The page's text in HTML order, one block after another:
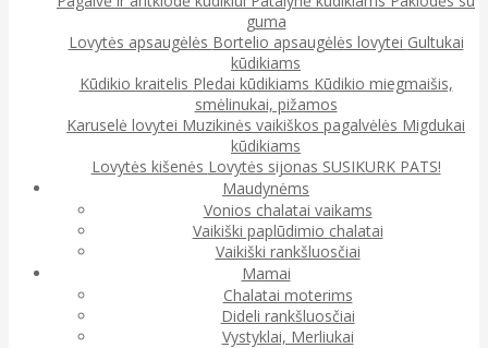
guma
Lovytės apsaugėlės Bortelio apsaugėlės lovytei Gultukai
kūdikiams
Kūdikio kraitelis Pledai kūdikiams Kūdikio miegmaišis,
smėlinukai, pižamos
Karuselė lovytei Muzikinės vaikiškos pagalvėlės Migdukai
kūdikiams
Lovytės kišenės Lovytės sijonas SUSIKURK PATS!
Maudynėms
Vonios chalatai vaikams
Vaikiški paplūdimio chalatai
Vaikiški rankšluosčiai
Mamai
Chalatai moterims
Dideli rankšluosčiai
Vystyklai, Merliukai